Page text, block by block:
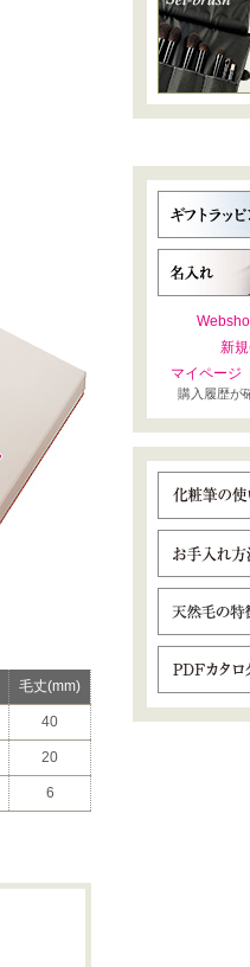
毛丈(mm)
40
20
6
新
マイページ
購入履歴が